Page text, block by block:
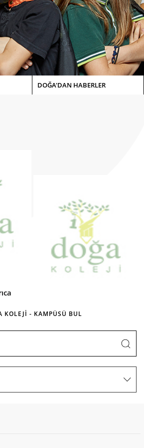
DOĞA'DAN HABERLER
Damla Emel Yetişir
KOLEJİ - KAMPÜSÜ BUL